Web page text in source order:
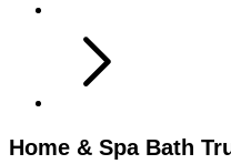
Home & Spa Bath